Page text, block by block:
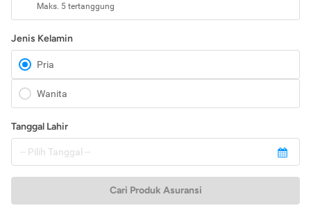
Maks. 5 tertanggung
Jenis Kelamin
Pria
Wanita
Tanggal Lahir
Cari Produk Asuransi